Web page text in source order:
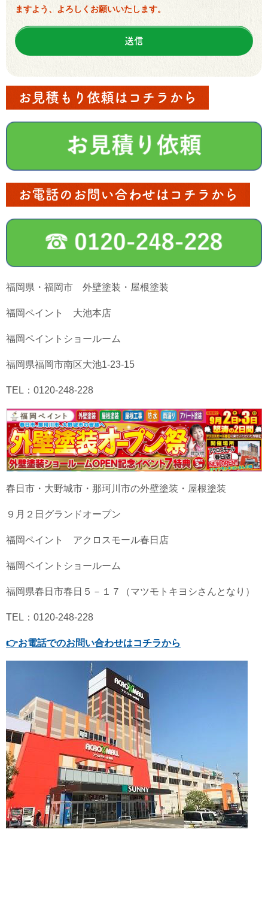
ますよう、よろしくお願いいたします。
お見積もり依頼はコチラから
お電話のお問い合わせはコチラから
福岡県・福岡市 外壁塗装・屋根塗装
福岡ペイント 大池本店
福岡ペイントショールーム
福岡県福岡市南区大池1-23-15
TEL：0120-248-228
春日市・大野城市・那珂川市の外壁塗装・屋根塗装
９月２日グランドオープン
福岡ペイント アクロスモール春日店
福岡ペイントショールーム
福岡県春日市春日５－１７（マツモトキヨシさんとなり）
TEL：0120-248-228
👉お電話でのお問い合わせはコチラから